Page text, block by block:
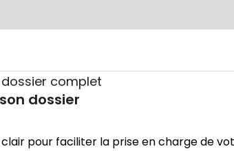
dossier
pour faciliter la prise en charge de